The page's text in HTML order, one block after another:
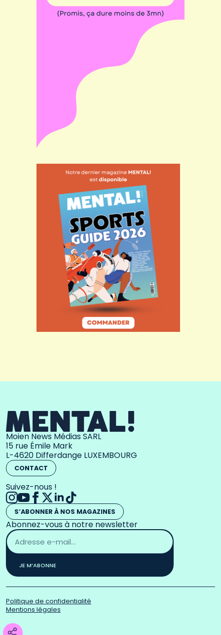
Moien News Médias SARL
15 rue Émile Mark
L-4620 Differdange LUXEMBOURG
CONTACT
Suivez-nous !
S’ABONNER À NOS MAGAZINES
Abonnez-vous à notre newsletter
Adresse
email
*
JE M’ABONNE
Politique de confidentialité
Mentions légales